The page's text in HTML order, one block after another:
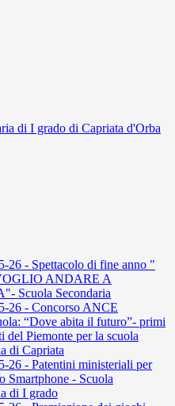
di I grado di Capriata d'Orba
26 - Spettacolo di fine anno "
ANDARE A
Scuola Secondaria
26 - Concorso ANCE
“Dove abita il futuro”- primi
del Piemonte per la scuola
di Capriata
26 - Patentini ministeriali per
Smartphone - Scuola
di I grado